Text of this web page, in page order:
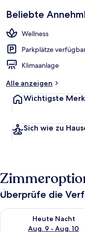
Beliebte
Wellness
Parkplätze
Klimaanlage
Alle anzeigen
Wichtigste
Sich wie zu
Überprüfe die
Heute Nacht
Aug. 9 - Aug. 10
Überprüfe die